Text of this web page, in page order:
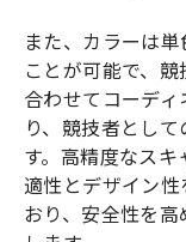
また、カラーは
ことが可能で、
合わせてコーデ
り、競技者とし
す。高精度なス
適性とデザイン
おり、安全性を